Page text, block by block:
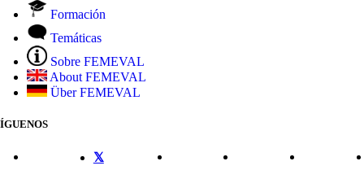
Formación
Temáticas
Sobre FEMEVAL
About FEMEVAL
Über FEMEVAL